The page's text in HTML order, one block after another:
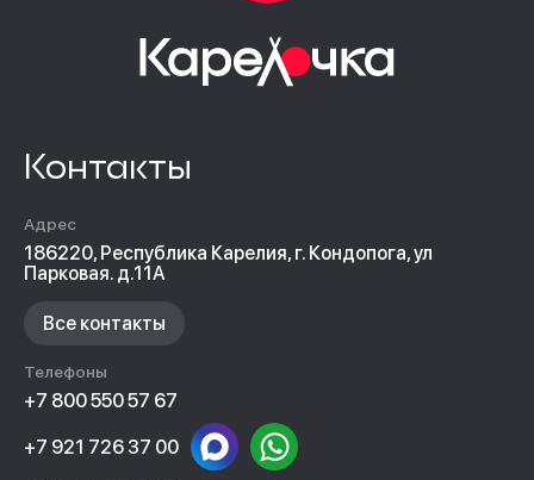
Контакты
Адрес
186220, Республика Карелия, г. Кондопога, ул
Парковая. д.11А
Все контакты
Телефоны
+7 800 550 57 67
+7 921 726 37 00